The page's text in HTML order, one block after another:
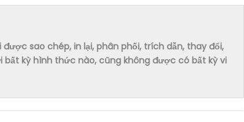
sao chép, in lại, phân phối, trích dẫn, thay đổi,
kỳ hình thức nào, cũng không được có bất kỳ vi